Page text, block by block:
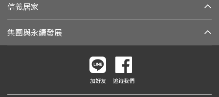
信義居家
集團與永續發展
加好友 追蹤我們